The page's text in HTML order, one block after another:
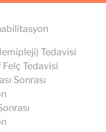
Tedavisi
Tedavisi
Sonrası